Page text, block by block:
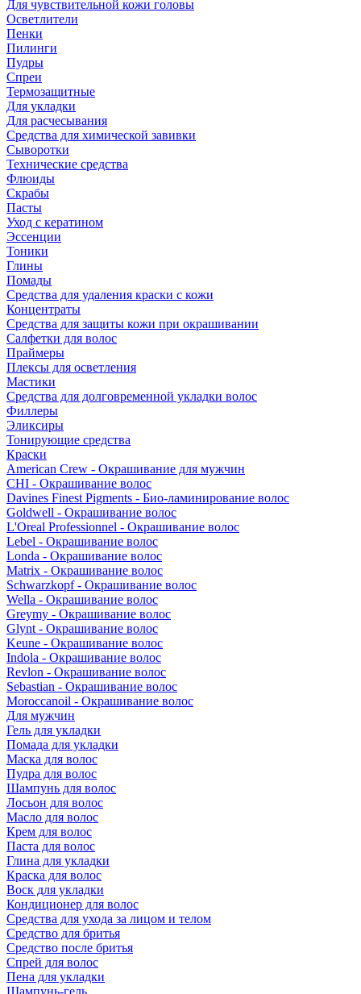
Для чувствительной кожи головы
Осветлители
Пенки
Пилинги
Пудры
Спреи
Термозащитные
Для укладки
Для расчесывания
Средства для химической завивки
Сыворотки
Технические средства
Флюиды
Скрабы
Пасты
Уход с кератином
Эссенции
Тоники
Глины
Помады
Средства для удаления краски с кожи
Концентраты
Средства для защиты кожи при окрашивании
Салфетки для волос
Праймеры
Плексы для осветления
Мастики
Средства для долговременной укладки волос
Филлеры
Эликсиры
Тонирующие средства
Краски
American Crew - Окрашивание для мужчин
CHI - Окрашивание волос
Davines Finest Pigments - Био-ламинирование волос
Goldwell - Окрашивание волос
L'Oreal Professionnel - Окрашивание волос
Lebel - Окрашивание волос
Londa - Окрашивание волос
Matrix - Окрашивание волос
Schwarzkopf - Окрашивание волос
Wella - Окрашивание волос
Greymy - Окрашивание волос
Glynt - Окрашивание волос
Keune - Окрашивание волос
Indola - Окрашивание волос
Revlon - Окрашивание волос
Sebastian - Окрашивание волос
Moroccanoil - Окрашивание волос
Для мужчин
Гель для укладки
Помада для укладки
Маска для волос
Пудра для волос
Шампунь для волос
Лосьон для волос
Масло для волос
Крем для волос
Паста для волос
Глина для укладки
Краска для волос
Воск для укладки
Кондиционер для волос
Средства для ухода за лицом и телом
Средство для бритья
Средство после бритья
Спрей для волос
Пена для укладки
Шампунь-гель